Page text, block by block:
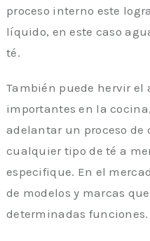
proceso interno este
líquido, en este caso
té.
También puede hervir el
importantes en la
adelantar un proceso de
cualquier tipo de té a
especifique. En el
de modelos y marcas
determinadas funciones.